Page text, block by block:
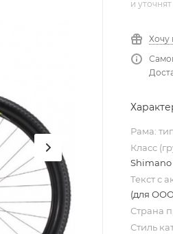
и
Хочу
Рама:
Класс
Shimano
Текст с
(для
Страна
Стиль